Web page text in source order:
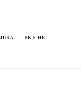
JURA KÜCHE